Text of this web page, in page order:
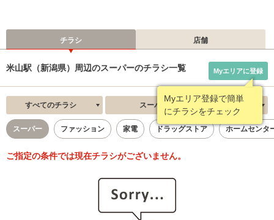
チラシ 店舗
米山駅（新潟県）周辺のスーパーのチラシ一覧
Myエリア登録で簡単
にチラシをチェック
Myエリアに登録
すべてのチラシ スーパー 新着順
スーパー ファッション 家電 ドラッグストア ホームセンタ
ご指定の条件では現在チラシがございません。